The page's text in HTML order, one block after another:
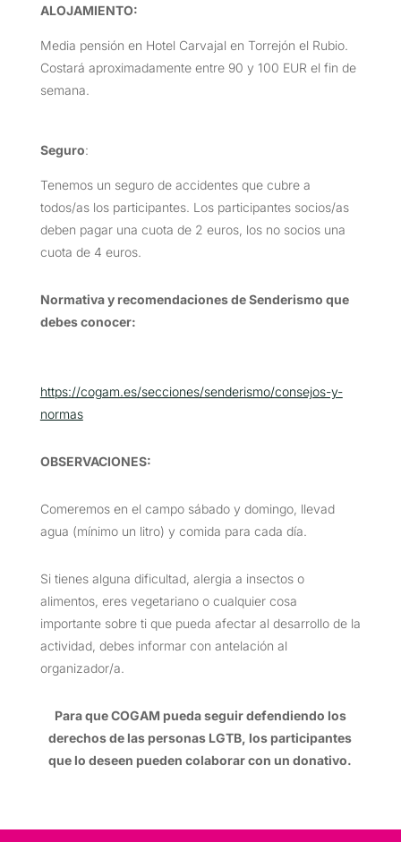
ALOJAMIENTO:
Media pensión en Hotel Carvajal en Torrejón el Rubio.
Costará aproximadamente entre 90 y 100 EUR el fin de
semana.
Seguro:
Tenemos un seguro de accidentes que cubre a
todos/as los participantes. Los participantes socios/as
deben pagar una cuota de 2 euros, los no socios una
cuota de 4 euros.
Normativa y recomendaciones de Senderismo que
debes conocer:
https://cogam.es/secciones/senderismo/consejos-y-
normas
OBSERVACIONES:
Comeremos en el campo sábado y domingo, llevad
agua (mínimo un litro) y comida para cada día.
Si tienes alguna dificultad, alergia a insectos o
alimentos, eres vegetariano o cualquier cosa
importante sobre ti que pueda afectar al desarrollo de la
actividad, debes informar con antelación al
organizador/a.
Para que COGAM pueda seguir defendiendo los
derechos de las personas LGTB, los participantes
que lo deseen pueden colaborar con un donativo.